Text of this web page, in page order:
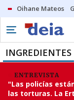
Oihane Mateos
INGREDIENTES
ENTREVISTA
"Las policías
las torturas. La